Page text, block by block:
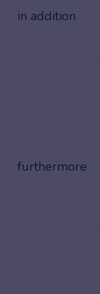
in addition
furthermore